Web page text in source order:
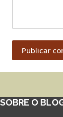
Publicar
SOBRE O